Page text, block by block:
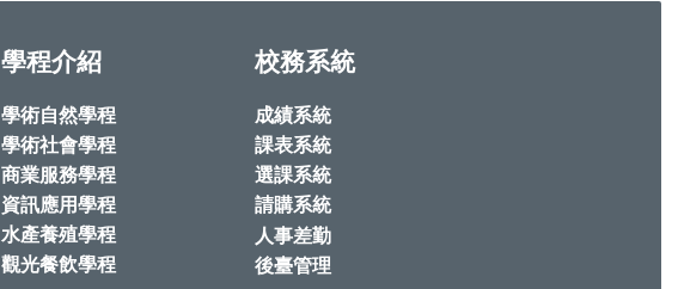
學程介紹
學術自然學程
學術社會學程
商業服務學程
資訊應用學程
水產養殖學程
觀光餐飲學程
校務系統
成績系統
課表系統
選課系統
請購系統
人事差勤
後臺管理